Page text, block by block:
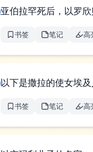
亚伯拉罕死后，以罗
书签 笔记 高
以下是撒拉的使女埃
书签 笔记 高